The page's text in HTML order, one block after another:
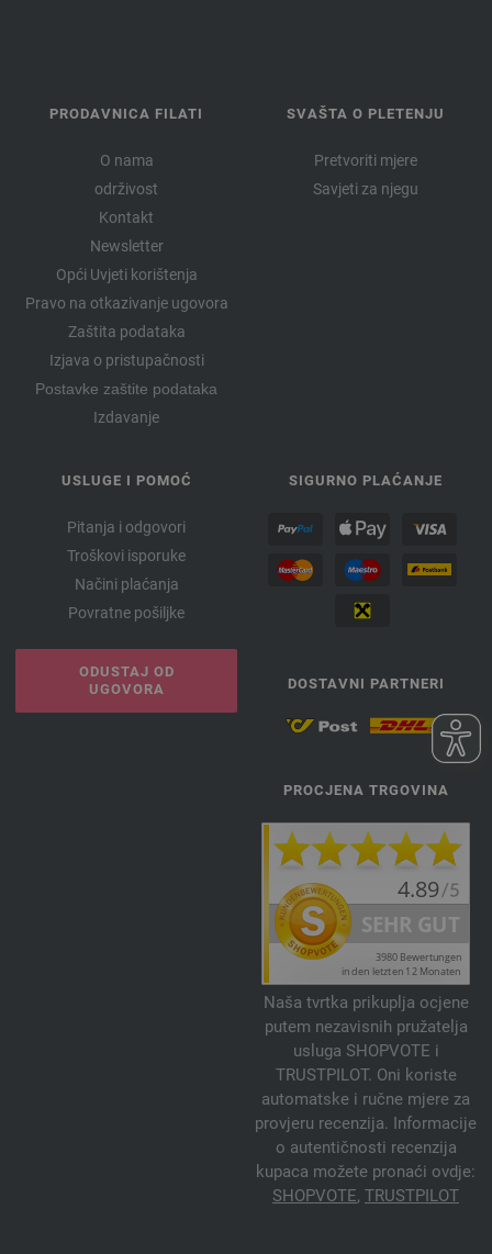
PRODAVNICA FILATI
O nama
održivost
Kontakt
Newsletter
Opći Uvjeti korištenja
Pravo na otkazivanje ugovora
Zaštita podataka
Izjava o pristupačnosti
Postavke zaštite podataka
Izdavanje
SVAŠTA O PLETENJU
Pretvoriti mjere
Savjeti za njegu
USLUGE I POMOĆ
Pitanja i odgovori
Troškovi isporuke
Načini plaćanja
Povratne pošiljke
ODUSTAJ OD
UGOVORA
SIGURNO PLAĆANJE
DOSTAVNI PARTNERI
PROCJENA TRGOVINA
Naša tvrtka prikuplja ocjene
putem nezavisnih pružatelja
usluga SHOPVOTE i
TRUSTPILOT. Oni koriste
automatske i ručne mjere za
provjeru recenzija. Informacije
o autentičnosti recenzija
kupaca možete pronaći ovdje:
SHOPVOTE, TRUSTPILOT